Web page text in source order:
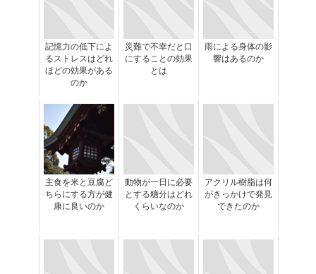
記憶力の低下によ
るストレスはどれ
ほどの効果がある
のか
災難で不幸だと口
にすることの効果
とは
雨による身体の影
響はあるのか
主食を米と豆腐ど
ちらにする方が健
康に良いのか
動物が一日に必要
とする糖分はどれ
くらいなのか
アクリル樹脂は何
がきっかけで発見
できたのか